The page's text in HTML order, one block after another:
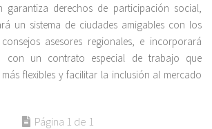
garantiza derechos de participación social,
un sistema de ciudades amigables con los
asesores regionales, e incorporará
con un contrato especial de trabajo que
flexibles y facilitar la inclusión al mercado
Página 1 de 1